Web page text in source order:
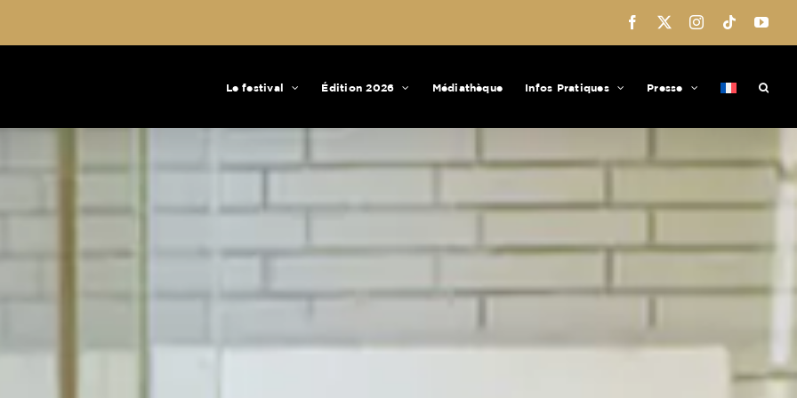
Facebook Instagram
Tiktok
Le festival Édition 2026 Médiathèque Infos Pratiques Presse